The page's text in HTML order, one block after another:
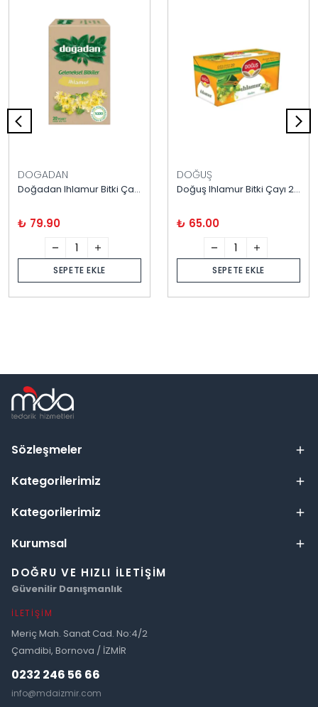
DOGADAN
Doğadan Ihlamur Bitki Çayı 20'li
₺ 79.90
SEPETE EKLE
DOĞUŞ
Doğuş Ihlamur Bitki Çayı 20'li
₺ 65.00
SEPETE EKLE
Sözleşmeler
Kategorilerimiz
Kategorilerimiz
Kurumsal
DOĞRU VE HIZLI İLETIŞIM
Güvenilir Danışmanlık
İLETIŞIM
Meriç Mah. Sanat Cad. No:4/2
Çamdibi, Bornova / İZMİR
0232 246 56 66
info@mdaizmir.com